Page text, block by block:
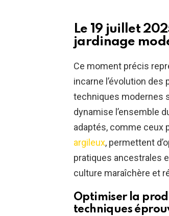
Le 19 juillet
jardinage
Ce moment précis
incarne l’évolution
techniques modernes
dynamise l’ensemble
adaptés, comme ceux
argileux, permettent
pratiques ancestrales
culture maraîchère et
Optimiser la
techniques